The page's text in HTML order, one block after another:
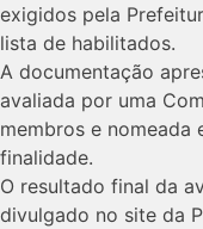
exigidos pela
lista de habilitados.
A documentação
avaliada por uma
membros e nomeada
finalidade.
O resultado final da
divulgado no site da